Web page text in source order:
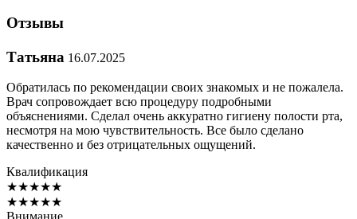
Отзывы
Татьяна 16.07.2025
Обратилась по рекомендации своих знакомых и не пожалела.
Врач сопровождает всю процедуру подробными
объяснениями. Сделал очень аккуратно гигиену полости рта,
несмотря на мою чувствительность. Все было сделано
качественно и без отрицательных ощущений.
Квалификация
★★★★★
★★★★★
Внимание